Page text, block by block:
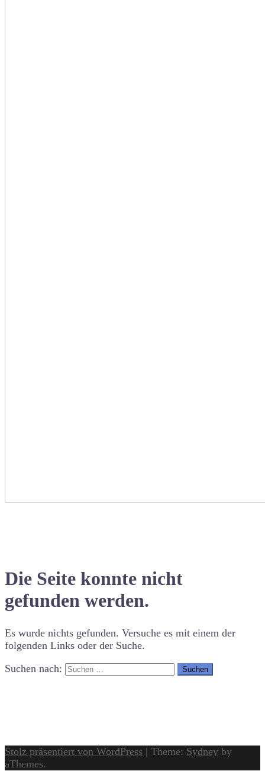
Die Seite konnte nicht
gefunden werden.
Es wurde nichts gefunden. Versuche es mit einem der
folgenden Links oder der Suche.
Suchen nach:
Stolz präsentiert von WordPress | Theme: Sydney by
aThemes.